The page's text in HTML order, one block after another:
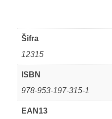
Šifra
12315
ISBN
978-953-197-315-1
EAN13